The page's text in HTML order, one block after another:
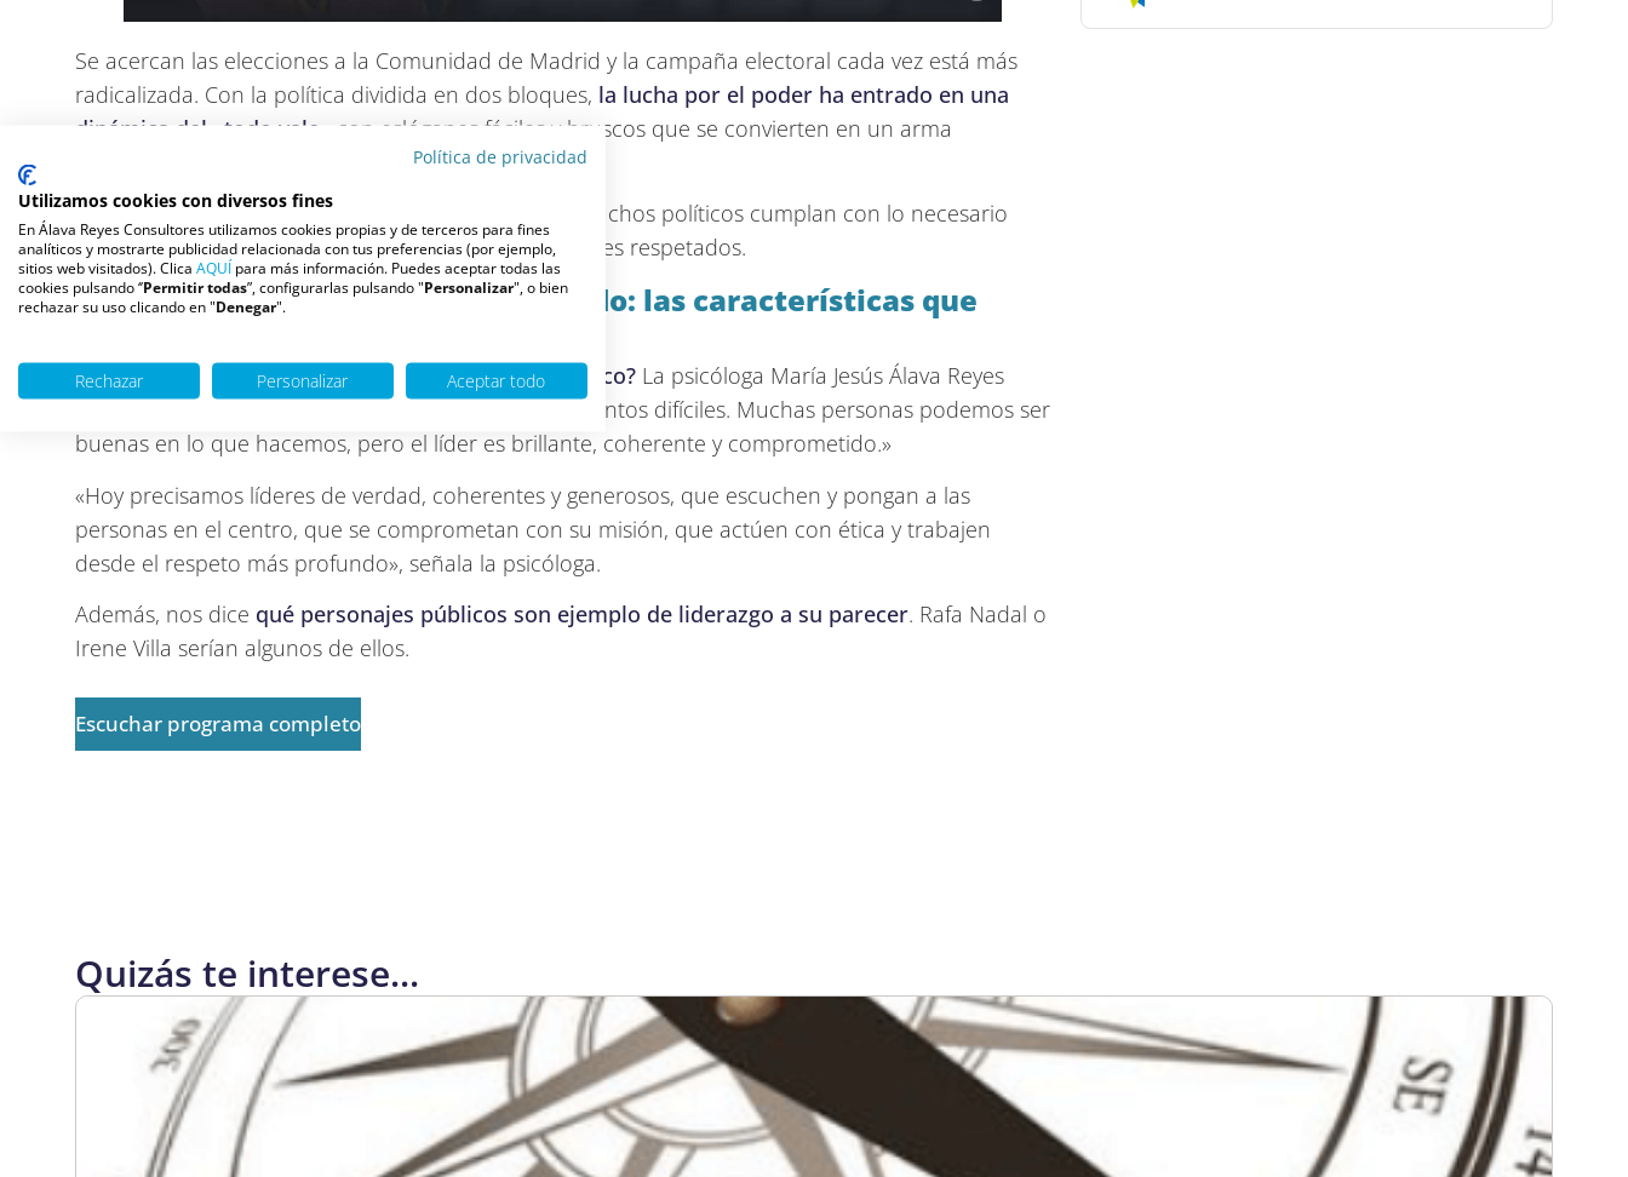
Se acercan las elecciones a la Comunidad de Madrid y la campaña electoral cada vez está más
radicalizada. Con la política dividida en dos bloques, la lucha por el poder ha entrado en una
dinámica del «todo vale»
con eslóganes fáciles y bruscos que se convierten en un arma
Con este panorama de crispación, no parece que muchos políticos cumplan con lo necesario
para ser unos buenos líderes, o, al menos, unos líderes respetados.
Brillante, coherente y comprometido: las características que
¿Qué características debe tener un líder democrático? La psicóloga María Jesús Álava Reyes
explica que un buen líder logra motivarnos en momentos difíciles. Muchas personas podemos ser
buenas en lo que hacemos, pero el líder es brillante, coherente y comprometido.»
«Hoy precisamos líderes de verdad, coherentes y generosos, que escuchen y pongan a las
personas en el centro, que se comprometan con su misión, que actúen con ética y trabajen
desde el respeto más profundo», señala la psicóloga.
Además, nos dice qué personajes públicos son ejemplo de liderazgo a su parecer. Rafa Nadal o
Irene Villa serían algunos de ellos.
Escuchar programa completo
Quizás te interese...
Política de privacidad
Utilizamos cookies con diversos fines
En Álava Reyes Consultores utilizamos cookies propias y de terceros para fines
analíticos y mostrarte publicidad relacionada con tus preferencias (por ejemplo,
sitios web visitados). Clica AQUÍ para más información. Puedes aceptar todas las
cookies pulsando ‘’Permitir todas”, configurarlas pulsando "Personalizar", o bien
rechazar su uso clicando en "Denegar".
Rechazar Personalizar Aceptar todo